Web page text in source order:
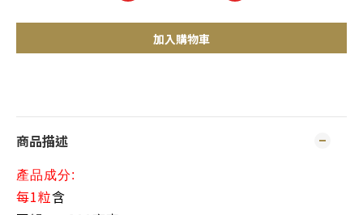
加入購物車
商品描述
產品成分:
每1粒含